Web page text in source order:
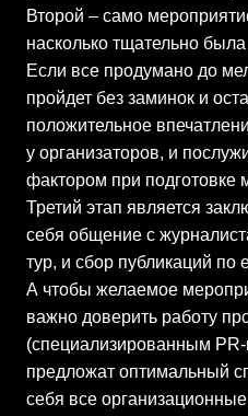
Второй – само
насколько тщательно
Если все продумано до
пройдет без заминок и
положительное
у организаторов, и
фактором при подготовке
Третий этап является
себя общение с
тур, и сбор публикаций по
А чтобы желаемое
важно доверить работу
(специализированным
предложат оптимальный
себя все